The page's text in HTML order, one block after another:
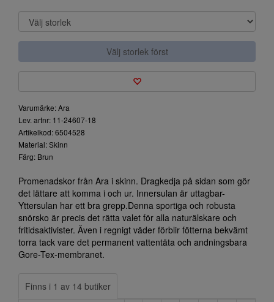
Välj storlek först
Varumärke: Ara
Lev. artnr: 11-24607-18
Artikelkod: 6504528
Material: Skinn
Färg: Brun
Promenadskor från Ara i skinn. Dragkedja på sidan som gör
det lättare att komma i och ur. Innersulan är uttagbar-
Yttersulan har ett bra grepp.Denna sportiga och robusta
snörsko är precis det rätta valet för alla naturälskare och
fritidsaktivister. Även i regnigt väder förblir fötterna bekvämt
torra tack vare det permanent vattentäta och andningsbara
Gore-Tex-membranet.
Finns i 1 av 14 butiker